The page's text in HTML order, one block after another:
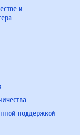
и
поддержкой